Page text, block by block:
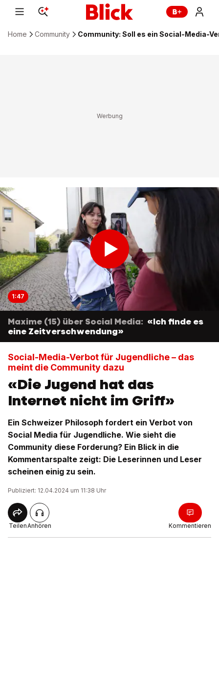
Home Community Community: Soll es ein Social-Media-
1:47
Maxime (15) über Social Media: «Ich finde es
eine Zeitverschwendung»
Social-Media-Verbot für Jugendliche – das
meint die Community dazu
«Die Jugend hat das
Internet nicht im Griff»
Ein Schweizer Philosoph fordert ein Verbot von
Social Media für Jugendliche. Wie sieht die
Community diese Forderung? Ein Blick in die
Kommentarspalte zeigt: Die Leserinnen und Leser
scheinen einig zu sein.
Publiziert: 12.04.2024 um 11:38 Uhr
TeilenAnhören Kommentieren